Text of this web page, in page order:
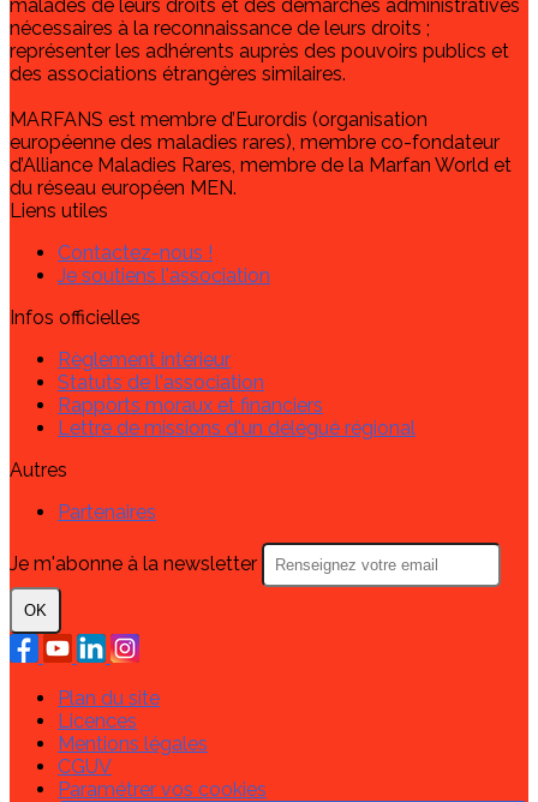
malades de leurs droits et des démarches administratives
nécessaires à la reconnaissance de leurs droits ;
représenter les adhérents auprès des pouvoirs publics et
des associations étrangères similaires.
MARFANS est membre d’Eurordis (organisation
européenne des maladies rares), membre co-fondateur
d’Alliance Maladies Rares, membre de la Marfan World et
du réseau européen MEN.
Liens utiles
Contactez-nous !
Je soutiens l'association
Infos officielles
Règlement intérieur
Statuts de l'association
Rapports moraux et financiers
Lettre de missions d'un délégué régional
Autres
Partenaires
Je m'abonne à la newsletter
OK
Plan du site
Licences
Mentions légales
CGUV
Paramétrer vos cookies